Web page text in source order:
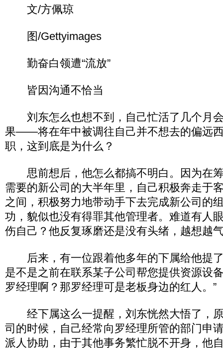
文/方佩琼
图/Gettyimages
勤奋白领遭“流放”
皆因沟通不恰当
刘东怎么也想不到，自己忙活了几个月
果――将在年中被调往自己并不想去的偏远
职，这到底是为什么？
思前想后，他怎么都搞不明白。因为在
需要的新公司的大半年里，自己积极奔走于
之间，积极努力地带动手下去完成新公司的
功，貌似也没有得罪其他管理者。难道有人
伤自己？他反复琢磨还是没有头绪，越想越
后来，有一位跟着他多年的下属给他提了
是不是之前在联系某子公司帮您提供资源设
罗经理啊？那罗经理可是老板身边的红人。”
经下属这么一提醒，刘东恍然大悟了，
司的时候，自己经常向罗经理所管的部门申
派人协助，由于其他事务繁忙脱不开身，他